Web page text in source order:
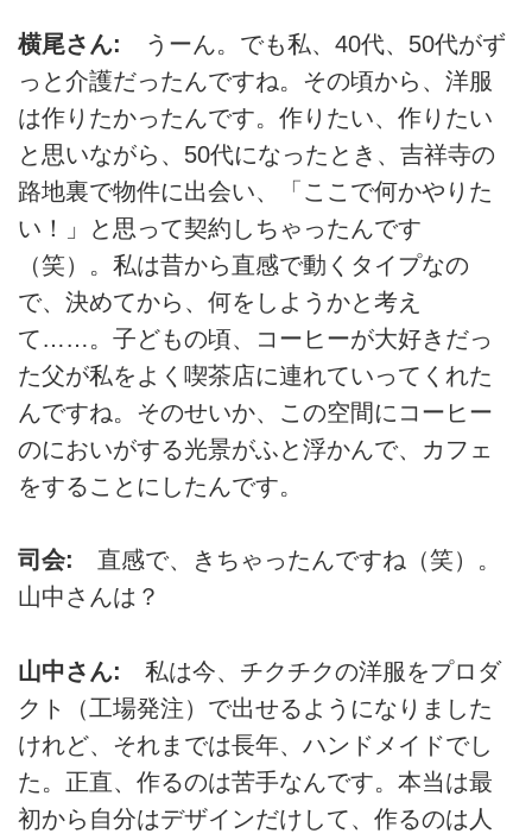
横尾さん: うーん。でも私、40代、50代がず
っと介護だったんですね。その頃から、洋服
は作りたかったんです。作りたい、作りたい
と思いながら、50代になったとき、吉祥寺の
路地裏で物件に出会い、「ここで何かやりた
い！」と思って契約しちゃったんです
（笑）。私は昔から直感で動くタイプなの
で、決めてから、何をしようかと考え
て……。子どもの頃、コーヒーが大好きだっ
た父が私をよく喫茶店に連れていってくれた
んですね。そのせいか、この空間にコーヒー
のにおいがする光景がふと浮かんで、カフェ
をすることにしたんです。
司会: 直感で、きちゃったんですね（笑）。
山中さんは？
山中さん: 私は今、チクチクの洋服をプロダ
クト（工場発注）で出せるようになりました
けれど、それまでは長年、ハンドメイドでし
た。正直、作るのは苦手なんです。本当は最
初から自分はデザインだけして、作るのは人